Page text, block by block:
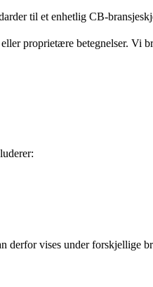
til et enhetlig CB-
proprietære betegnelser. Vi
derfor vises under forskjellige